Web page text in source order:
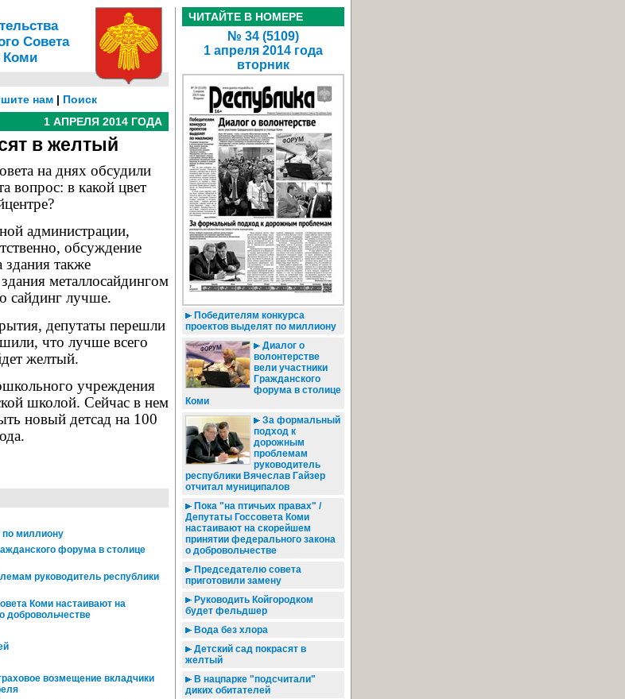
Совета
Коми
нам | Поиск
1 АПРЕЛЯ 2014 ГОДА
в желтый
на днях обсудили
вопрос: в какой цвет
администрации,
обсуждение
также
металлосайдингом
сайдинг лучше.
депутаты перешли
что лучше всего
желтый.
учреждения
школой. Сейчас в нем
новый детсад на 100
по миллиону
форума в столице
руководитель республики
Коми настаивают на
добровольчестве
возмещение вкладчики
ЧИТАЙТЕ В НОМЕРЕ
№ 34 (5109)
1 апреля 2014 года
вторник
Победителям конкурса
проектов выделят по миллиону
Диалог о
волонтерстве
вели участники
Гражданского
форума в столице
Коми
За формальный
подход к
дорожным
проблемам
руководитель
республики Вячеслав Гайзер
отчитал муниципалов
Пока "на птичьих правах" /
Депутаты Госсовета Коми
настаивают на скорейшем
принятии федерального закона
о добровольчестве
Председателю совета
приготовили замену
Руководить Койгородком
будет фельдшер
Вода без хлора
Детский сад покрасят в
желтый
В нацпарке "подсчитали"
диких обитателей